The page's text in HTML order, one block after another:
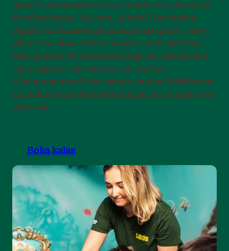
ingår i samma paket krävs mindre tid och energi
för planeringen. På Leo’s Lekland i Backaplan
bygger barnkalasen på färdiga kalaspaket, vilket
gör att du slipper ordna separat underhållning
eller planera ett detaljerat program. Barnen kan
ägna dagen åt lek, rörelse och äventyr
tillsammans med sina vänner, medan föräldrarna
kan fokusera på kalasstämningen och umgås med
gästerna.
Boka kalas